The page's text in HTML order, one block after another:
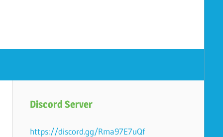
Discord Server
https://discord.gg/Rma97E7uQf